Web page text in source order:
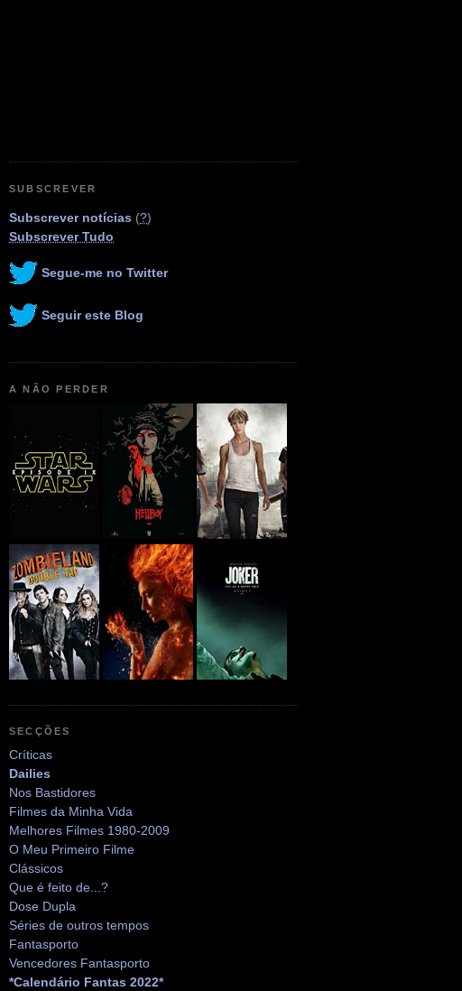
SUBSCREVER
Subscrever notícias (?)
Subscrever Tudo
Segue-me no Twitter
Seguir este Blog
A NÃO PERDER
SECÇÕES
Críticas
Dailies
Nos Bastidores
Filmes da Minha Vida
Melhores Filmes 1980-2009
O Meu Primeiro Filme
Clássicos
Que é feito de...?
Dose Dupla
Séries de outros tempos
Fantasporto
Vencedores Fantasporto
*Calendário Fantas 2022*